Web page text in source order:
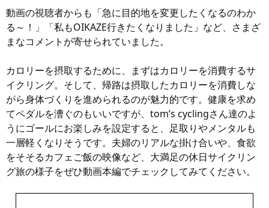
動画の視聴者からも「急に目的地を変更したくなるのわか
る～！」「私もOIKAZE行きたくなりました」など、さまざ
まなコメントが寄せられていました。
カロリーを摂取するために、まずはカロリーを消費するサ
イクリング。そして、帰路は摂取したカロリーを消費しな
がら身体づくりを進められるのが魅力的です。健康を求め
てペダルを漕ぐのもいいですが、tom’s cyclingさん達のよ
うにゴールにお楽しみを設定すると、足取りやメンタルも
一層軽くなりそうです。夫婦のリアルな掛け合いや、食欲
をそそるカフェご飯の映像など、大満足の休日サイクリン
グ旅の様子をぜひ動画本編でチェックしてみてください。